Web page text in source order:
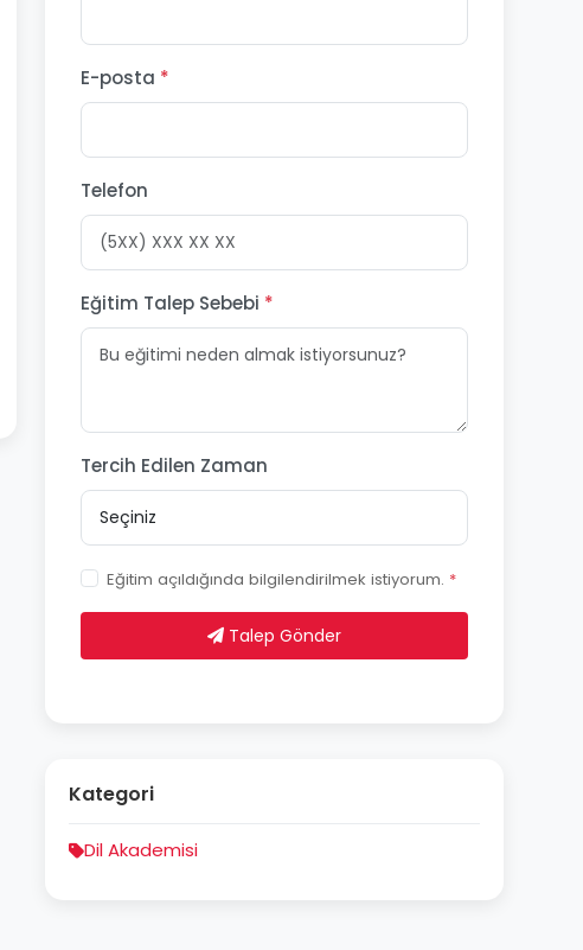
E-posta *
Telefon
Eğitim Talep Sebebi *
Tercih Edilen Zaman
Eğitim açıldığında bilgilendirilmek istiyorum. *
Talep Gönder
Kategori
Dil Akademisi